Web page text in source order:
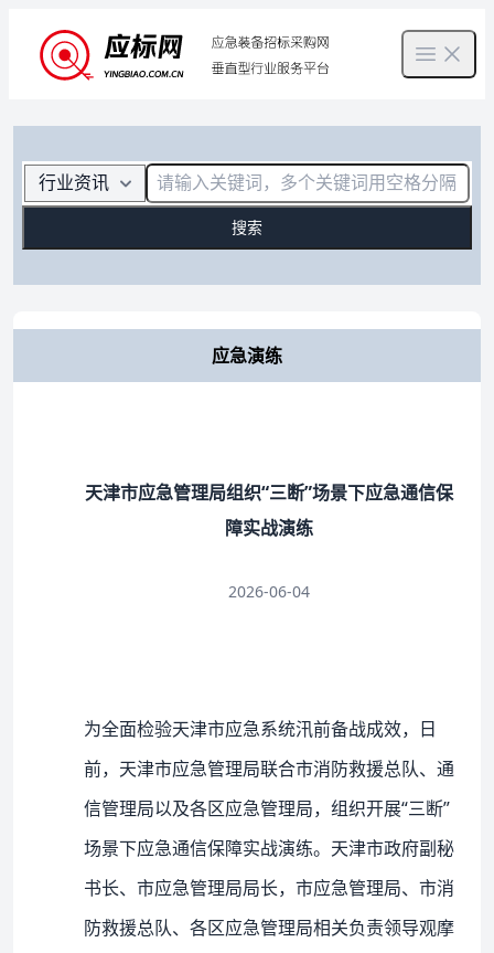
Open
搜索
应急演练
天津市应急管理局组织“三断”场景下应急通信保
障实战演练
2026-06-04
为全面检验天津市应急系统汛前备战成效，日
前，天津市应急管理局联合市消防救援总队、通
信管理局以及各区应急管理局，组织开展“三断”
场景下应急通信保障实战演练。天津市政府副秘
书长、市应急管理局局长，市应急管理局、市消
防救援总队、各区应急管理局相关负责领导观摩